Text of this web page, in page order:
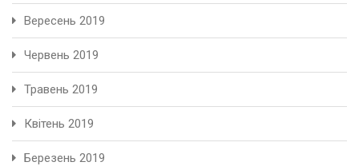
Вересень 2019
Червень 2019
Травень 2019
Квітень 2019
Березень 2019